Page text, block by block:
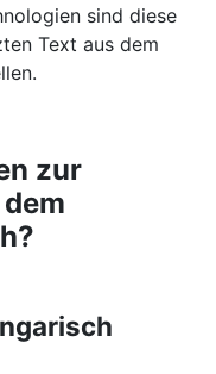
sind diese
Text aus dem
zur